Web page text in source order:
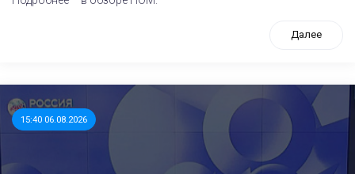
Далее
15:40 06.08.2026